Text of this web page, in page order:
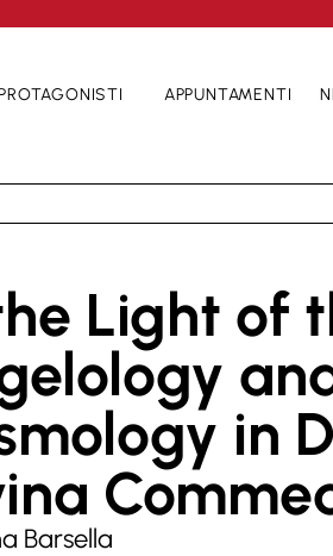
APPUNTAMENTI
Light of
in
Barsella